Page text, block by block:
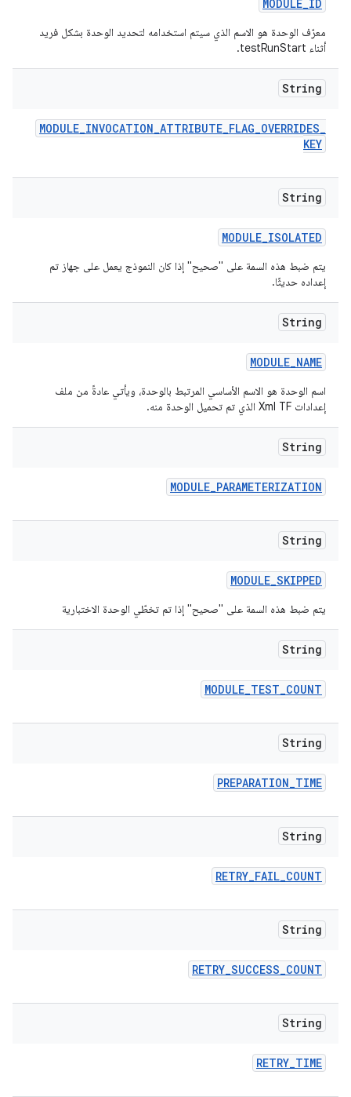
MODULE_ID
معرّف الوحدة هو الاسم الذي سيتم استخدامه لتحديد الوحدة بشكل فريد
أثناء testRunStart.
String
MODULE_INVOCATION_ATTRIBUTE_FLAG_OVERRIDES_
KEY
String
MODULE_ISOLATED
يتم ضبط هذه السمة على "صحيح" إذا كان النموذج يعمل على جهاز تم
إعداده حديثًا.
String
MODULE_NAME
اسم الوحدة هو الاسم الأساسي المرتبط بالوحدة، ويأتي عادةً من ملف
إعدادات Xml TF الذي تم تحميل الوحدة منه.
String
MODULE_PARAMETERIZATION
String
MODULE_SKIPPED
يتم ضبط هذه السمة على "صحيح" إذا تم تخطّي الوحدة الاختبارية
String
MODULE_TEST_COUNT
String
PREPARATION_TIME
String
RETRY_FAIL_COUNT
String
RETRY_SUCCESS_COUNT
String
RETRY_TIME